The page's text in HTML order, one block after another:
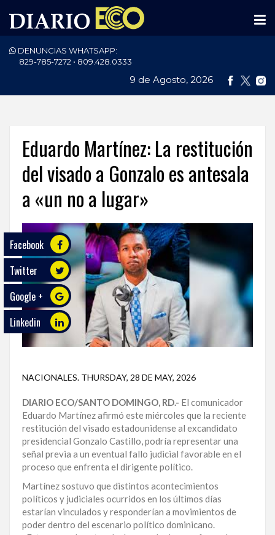
DENUNCIAS WHATSAPP:
829-785-7272 • 809.428.0333
9 de Agosto, 2026
PORTADA
ECONOMÍA
SALUD
TECNOLOGÍA
ECO
PLAY
TRABAJOS
DISTRITO
NACIONAL
SANTO
DOMINGO
SANTIAGO
SAN
Eduardo Martínez: La restitución
del visado a Gonzalo es antesala
a «un no a lugar»
Facebook
Twitter
Google +
Linkedin
NACIONALES. THURSDAY, 28 DE MAY, 2026
DIARIO ECO/SANTO DOMINGO, RD.- El comunicador
Eduardo Martínez afirmó este miércoles que la reciente
restitución del visado estadounidense al excandidato
presidencial Gonzalo Castillo, podría representar una
señal previa a un eventual fallo judicial favorable en el
proceso que enfrenta el dirigente político.
Martínez sostuvo que distintos acontecimientos
políticos y judiciales ocurridos en los últimos días
estarían vinculados y responderían a movimientos de
poder dentro del escenario político dominicano.